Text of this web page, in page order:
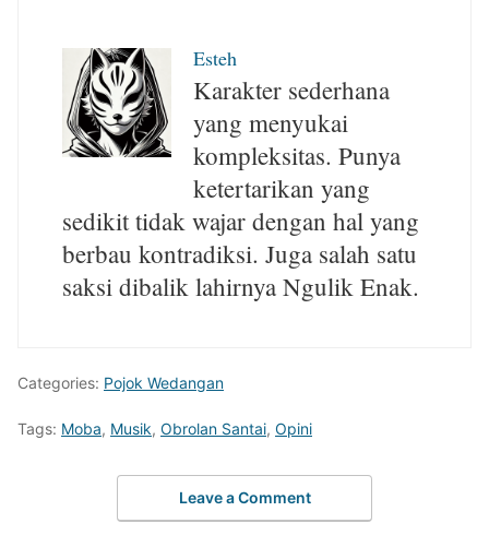
Esteh
Karakter sederhana
yang menyukai
kompleksitas. Punya
ketertarikan yang
sedikit tidak wajar dengan hal yang
berbau kontradiksi. Juga salah satu
saksi dibalik lahirnya Ngulik Enak.
Categories: Pojok Wedangan
Tags: Moba, Musik, Obrolan Santai, Opini
Leave a Comment